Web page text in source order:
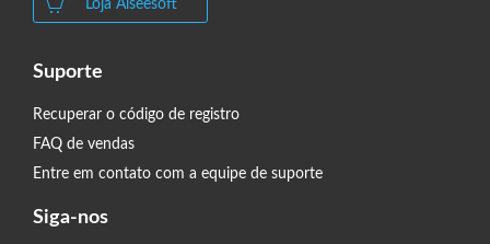
Loja Aiseesoft
Suporte
Recuperar o código de registro
FAQ de vendas
Entre em contato com a equipe de suporte
Siga-nos